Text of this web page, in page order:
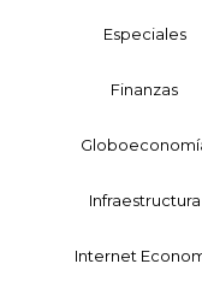
Especiales
Finanzas
Infraestructura
Internet